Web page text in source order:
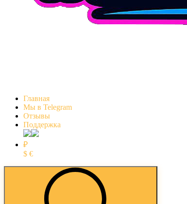
Главная
Мы в Telegram
Отзывы
Поддержка
₽
$ €